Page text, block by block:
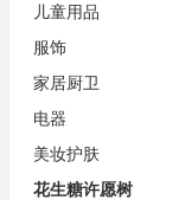
儿童用品
服饰
家居厨卫
电器
美妆护肤
花生糖许愿树